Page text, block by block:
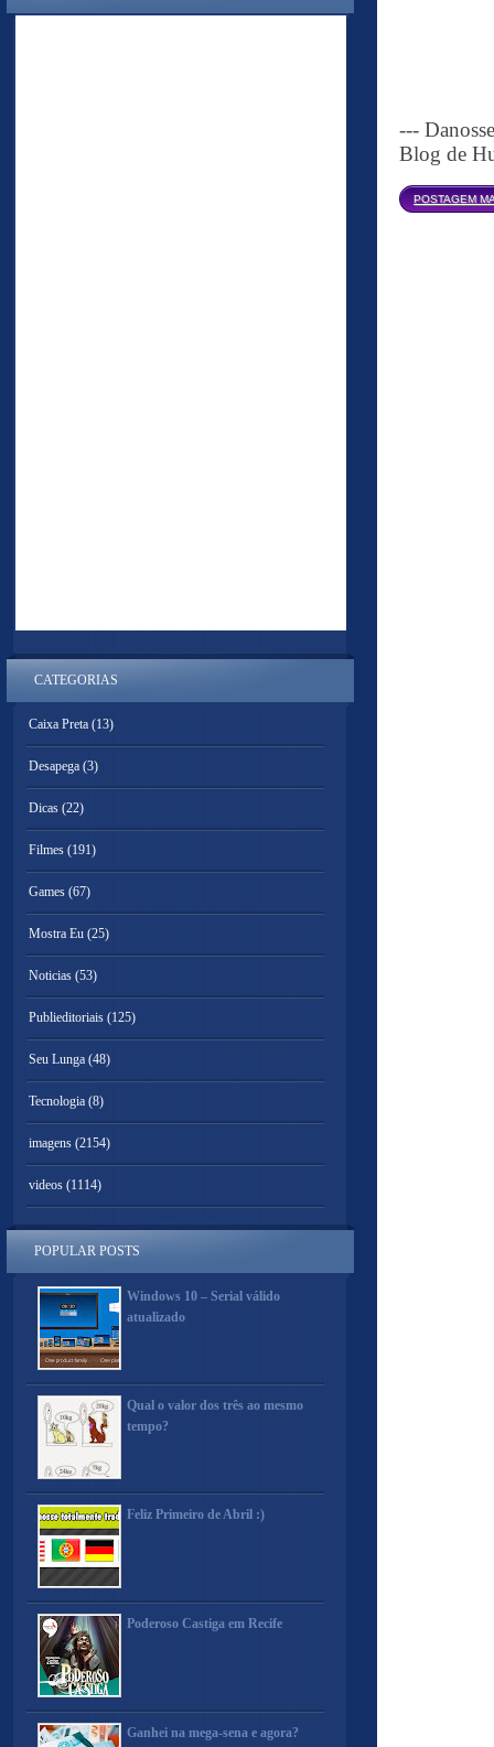
---
Blog de
POSTAGEM
CATEGORIAS
Caixa Preta (13)
Desapega (3)
Dicas (22)
Filmes (191)
Games (67)
Mostra Eu (25)
Noticias (53)
Publieditoriais (125)
Seu Lunga (48)
Tecnologia (8)
imagens (2154)
videos (1114)
POPULAR POSTS
Windows 10 – Serial válido
atualizado
Qual o valor dos três ao mesmo
tempo?
Feliz Primeiro de Abril :)
Poderoso Castiga em Recife
Ganhei na mega-sena e agora?